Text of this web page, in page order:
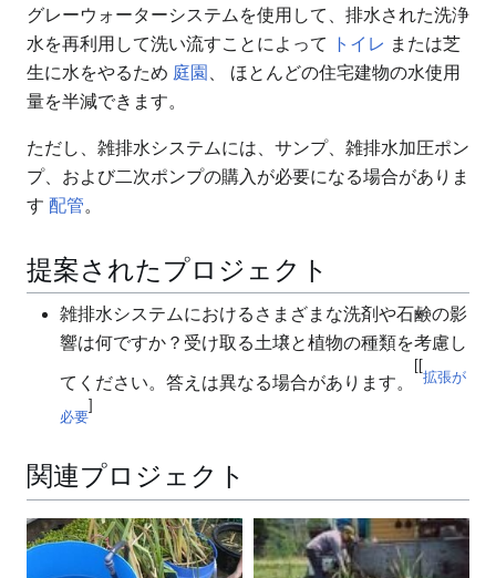
グレーウォーターシステムを使用して、排水された洗浄
水を再利用して洗い流すことによって
トイレ または芝
生に水をやるため 庭園
、 ほとんどの住宅建物の水使用
量を半減できます。
ただし、雑排水システムには、サンプ、雑排水加圧ポン
プ、および二次ポンプの購入が必要になる場合がありま
す 配管。
提案されたプロジェクト
雑排水システムにおけるさまざまな洗剤や石鹸の影
響は何ですか？受け取る土壌と植物の種類を考慮し
てください。答えは異なる場合があります。
[[
拡張が
必要
]
関連プロジェクト